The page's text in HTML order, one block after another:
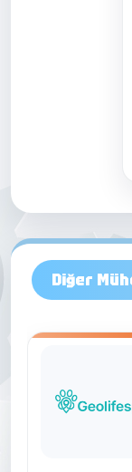
Diğer